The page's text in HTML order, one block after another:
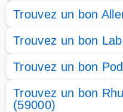
Trouvez un bon
Trouvez un bon
Trouvez un bon
Trouvez un bon
(59000)